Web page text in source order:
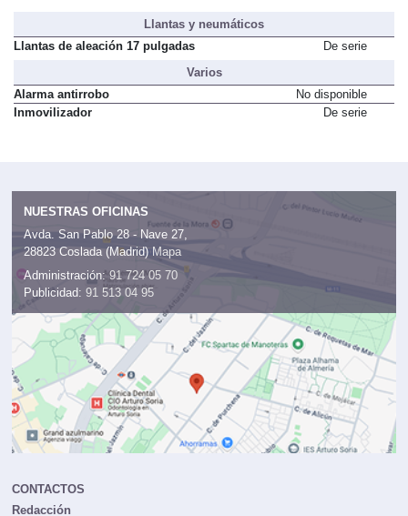
Llantas y neumáticos
Llantas de aleación 17 pulgadas
De serie
Varios
Alarma antirrobo
No disponible
Inmovilizador
De serie
NUESTRAS OFICINAS
Avda. San Pablo 28 - Nave 27,
28823 Coslada (Madrid) Mapa
Administración: 91 724 05 70
Publicidad: 91 513 04 95
CONTACTOS
Redacción